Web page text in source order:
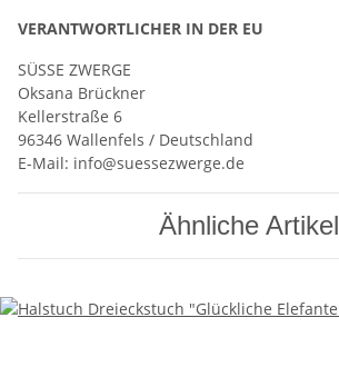
VERANTWORT­LICHER IN DER EU
SÜSSE ZWERGE
Oksana Brückner
Kellerstraße 6
96346 Wallenfels / Deutschland
E-Mail: info@suessezwerge.de
Ähnliche Artikel